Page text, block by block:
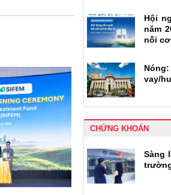
Hội
năm
nối
vay/
CHỨNG KHOÁN
Sàng